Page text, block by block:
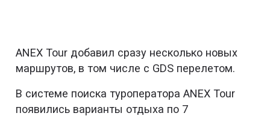
ANEX Tour добавил сразу несколько новых
маршрутов, в том числе с GDS перелетом.
В системе поиска туроператора ANEX Tour
появились варианты отдыха по 7